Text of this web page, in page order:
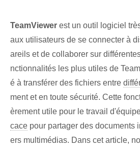
TeamViewer est un outil logiciel
aux utilisateurs de se connecter à
areils et de collaborer sur
nctionnalités les plus utiles de
é à transférer des fichiers entre
ment et en toute sécurité. Cette
èrement utile pour le travail
cace pour partager des documents
ers multimédias. Dans cet article,